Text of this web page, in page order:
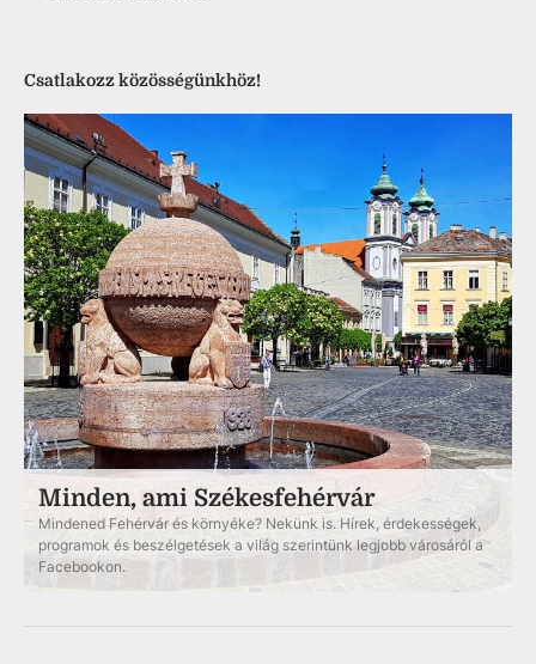
Csatlakozz közösségünkhöz!
Minden, ami Székesfehérvár
Mindened Fehérvár és környéke? Nekünk is. Hírek, érdekességek,
programok és beszélgetések a világ szerintünk legjobb városáról a
Facebookon.